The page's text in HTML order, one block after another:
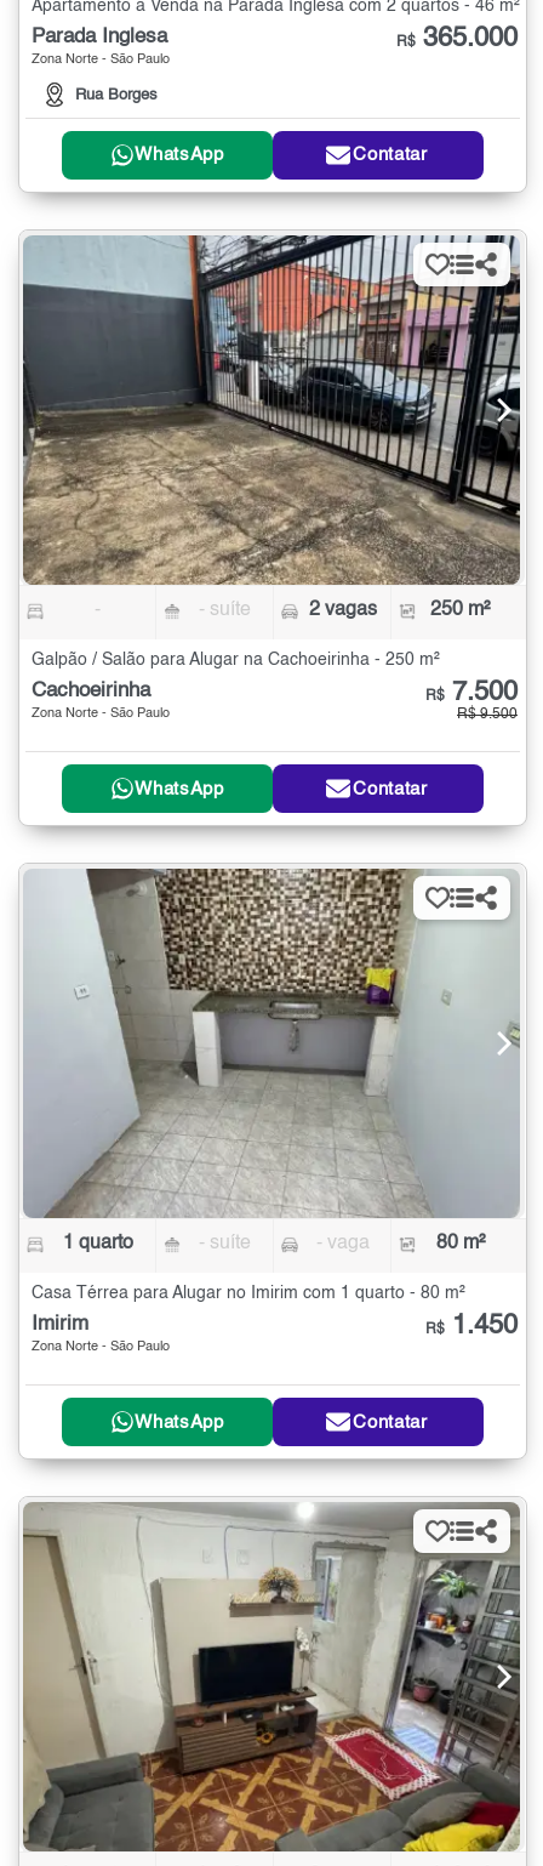
Apartamento à Venda na Parada Inglesa com 2 quartos - 46 m²
Parada Inglesa
Zona Norte - São Paulo
Rua Borges
R$ 365.000
WhatsApp Contatar
- - suíte 2 vagas 250 m²
Galpão / Salão para Alugar na Cachoeirinha - 250 m²
Cachoeirinha
Zona Norte - São Paulo
R$ 7.500
R$ 9.500
WhatsApp Contatar
1 quarto - suíte - vaga 80 m²
Casa Térrea para Alugar no Imirim com 1 quarto - 80 m²
Imirim
Zona Norte - São Paulo
R$ 1.450
WhatsApp Contatar